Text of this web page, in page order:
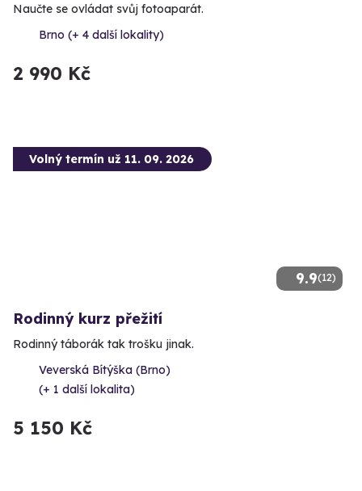
Naučte se ovládat svůj fotoaparát.
Brno (+ 4 další lokality)
2 990 Kč
9.9(12)
Volný termín už 11. 09. 2026
Rodinný kurz přežití
Rodinný táborák tak trošku jinak.
Veverská Bítýška (Brno)
(+ 1 další lokalita)
5 150 Kč